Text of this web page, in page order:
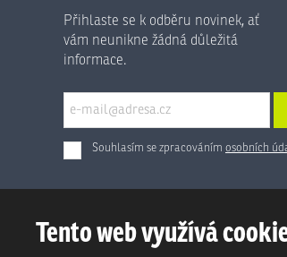
Přihlaste se k odběru novinek, ať
vám neunikne žádná důležitá
informace.
Souhlasím se zpracováním osobních
Formulář
odeslat.
Tento web využívá